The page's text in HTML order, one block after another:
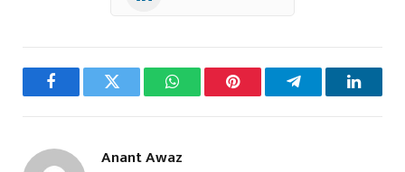
FacebookTwitter WhatsAppPinterest Telegram
Anant Awaz